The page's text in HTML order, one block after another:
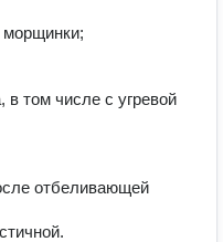
морщинки;
в том числе с угревой
отбеливающей